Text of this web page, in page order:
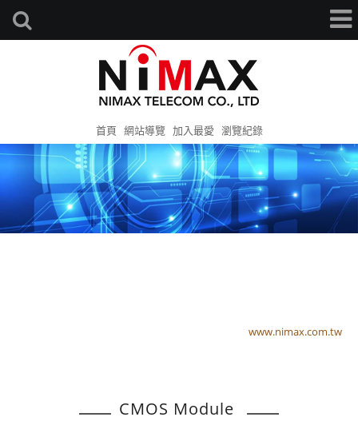
首頁 網站導覽 加入最愛 瀏覽紀錄
www.nimax.com.tw
CMOS Module